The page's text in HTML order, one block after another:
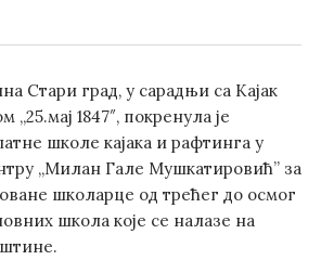
Стари град, у сарадњи са Кајак
„25.мај 1847″, покренула је
школе кајака и рафтинга у
„Милан Гале Мушкатировић” за
школарце од трећег до осмог
школа које се налазе на